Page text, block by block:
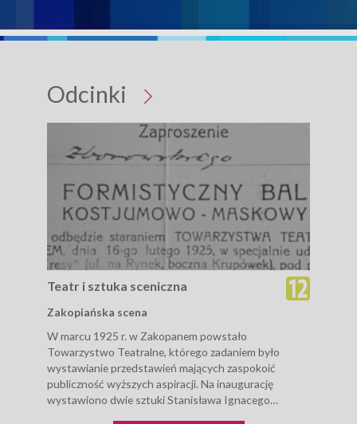
Odcinki
Teatr i sztuka sceniczna
Zakopiańska scena
W marcu 1925 r. w Zakopanem powstało
Towarzystwo Teatralne, którego zadaniem było
wystawianie przedstawień mających zaspokoić
publiczność wyższych aspiracji. Na inaugurację
wystawiono dwie sztuki Stanisława Ignacego